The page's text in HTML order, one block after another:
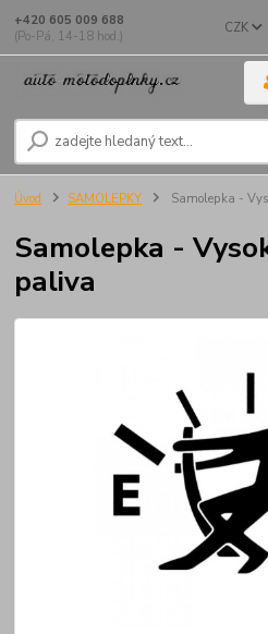
CZK
+420 605 009 688
(Po-Pá, 14-18 hod.)
Úvod SAMOLEPKY Samolepka -
Samolepka -
paliva